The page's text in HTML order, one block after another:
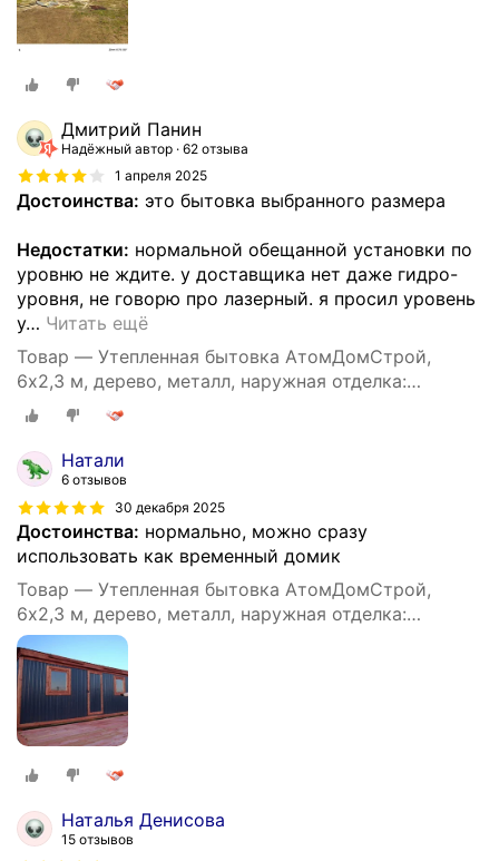
Дмитрий Панин
Надёжный автор 62 отзыва
1 апреля 2025
Достоинства: это бытовка выбранного размера
Недостатки: нормальной обещанной установки по
уровню не ждите. у доставщика нет даже гидро-
уровня, не говорю про лазерный. я просил уровень
у… Читать ещё
Товар — Утепленная бытовка АтомДомСтрой,
6х2,3 м, дерево, металл, наружная отделка:
профлист
Натали
6 отзывов
30 декабря 2025
Достоинства: нормально, можно сразу
использовать как временный домик
Товар — Утепленная бытовка АтомДомСтрой,
6х2,3 м, дерево, металл, наружная отделка:
профлист
Наталья Денисова
15 отзывов